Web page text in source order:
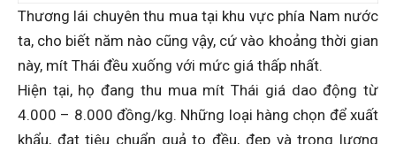
Thương lái chuyên thu mua tại khu vực phía Nam nước
ta, cho biết năm nào cũng vậy, cứ vào khoảng thời gian
này, mít Thái đều xuống với mức giá thấp nhất.
Hiện tại, họ đang thu mua mít Thái giá dao động từ
4.000 – 8.000 đồng/kg. Những loại hàng chọn để xuất
khẩu, đạt tiêu chuẩn quả to đều, đẹp và trọng lượng